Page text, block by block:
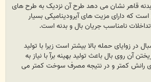
قاهر نشان می دهد طرح آن نزدیک به طرح های
که دارای مزیت های آیرودینامیکی بسیار
نامناسب جریان بال و بدنه است.
در زوایای حمله بالا بیشتر است زیرا با تولید
آن روی بال باعث تولید بهینه برآ با نیاز به
رانش کمتر و در نتیجه مصرف سوخت کمتر می